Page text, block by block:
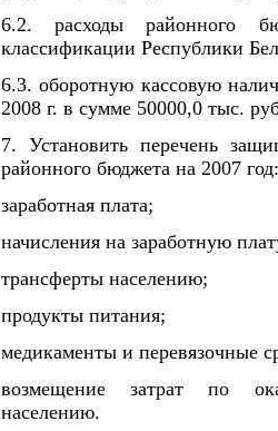
6.2. расходы районного
классификации Республики
6.3. оборотную кассовую
2008 г. в сумме 50000,0 тыс.
7. Установить перечень
районного бюджета на 2007 год:
заработная плата;
начисления на заработную
трансферты населению;
продукты питания;
медикаменты и перевязочные
возмещение затрат по
населению.